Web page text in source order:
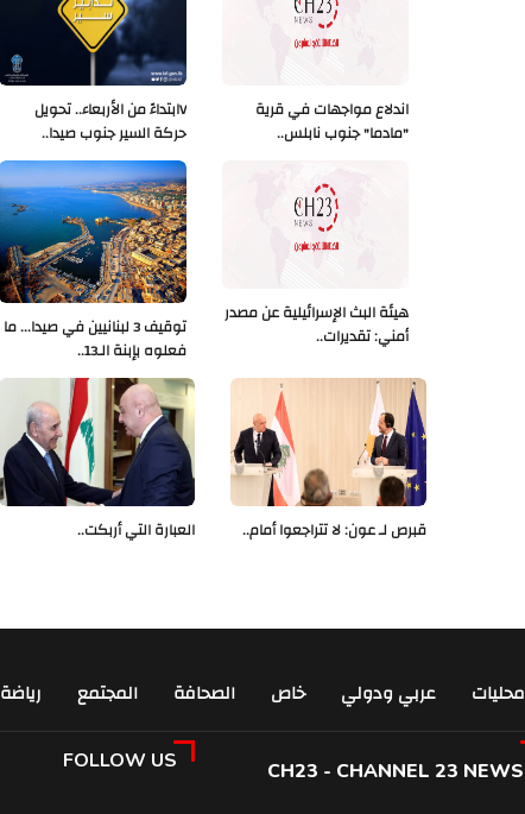
Vابتداءً من الأربعاء.. تحويل
حركة السير جنوب صيدا..
اندلاع مواجهات في قرية
"مادما" جنوب نابلس..
توقيف 3 لبنانيين في صيدا... ما
فعلوه بإبنة الـ13..
هيئة البث الإسرائيلية عن مصدر
أمني: تقديرات..
العبارة التي أربكت.. قبرص لـ عون: لا تتراجعوا أمام..
رياضة المجتمع الصحافة خاص عربي ودولي
محليات
FOLLOW US CH23 - CHANNEL 23 NEWS